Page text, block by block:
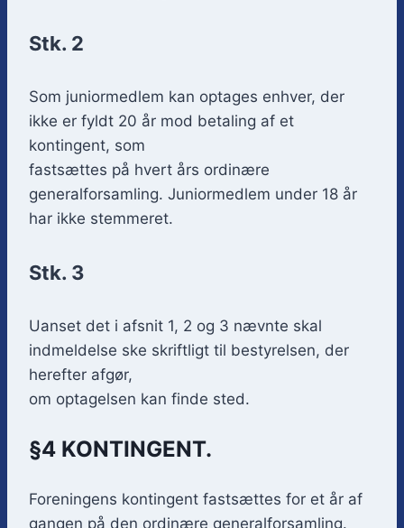
Stk. 2
Som juniormedlem kan optages enhver, der
ikke er fyldt 20 år mod betaling af et
kontingent, som
fastsættes på hvert års ordinære
generalforsamling. Juniormedlem under 18 år
har ikke stemmeret.
Stk. 3
Uanset det i afsnit 1, 2 og 3 nævnte skal
indmeldelse ske skriftligt til bestyrelsen, der
herefter afgør,
om optagelsen kan finde sted.
§4 KONTINGENT.
Foreningens kontingent fastsættes for et år af
gangen på den ordinære generalforsamling.